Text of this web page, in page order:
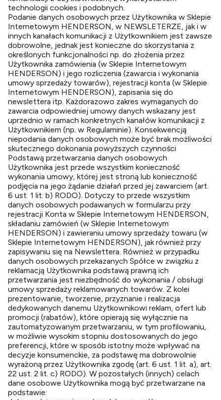
technologii cookies i podobnych.
Podanie danych osobowych przez Użytkownika w Sklepie
Internetowym HENDERSON, w NEWSLETERZE, jak i w
innych kanałach komunikacji z Użytkownikiem jest zawsze
dobrowolne, jednak jest konieczne do skorzystania z
określonych funkcjonalności np. do złożenia przez
Użytkownika zamówienia (w Sklepie Internetowym
HENDERSON) i jego rozliczenia (zawarcia i wykonania
umowy sprzedaży towarów), rejestracji konta (w Sklepie
Internetowym HENDERSON), zapisania się do
newslettera itp. Każdorazowo zakres wymaganych do
zawarcia odpowiedniej umowy danych wskazany jest
uprzednio w ramach konkretnych kanałów komunikacji z
Użytkownikiem (np. w Regulaminie). Konsekwencją
niepodania danych osobowych może być brak możliwości
skutecznego dokonania powyższych czynności
Podstawą przetwarzania danych osobowych
Użytkownika jest przede wszystkim konieczność
wykonania umowy, której jest stroną lub konieczność
podjęcia na jego żądanie działań przed jej zawarciem (art.
6 ust. 1 lit. b) RODO). Dotyczy to przede wszystkim
danych osobowych podawanych w formularzu przy
rejestracji Konta w Sklepie Internetowym HENDERSON,
składaniu zamówień (w Sklepie Internetowym
HENDERSON) i zawieraniu umowy sprzedaży towaru (w
Sklepie Internetowym HENDERSON), jak również przy
zapisywaniu się na Newslettera. Również w przypadku
danych osobowych przekazanych Spółce w związku z
reklamacją Użytkownika podstawą prawną ich
przetwarzania jest niezbędność do wykonania / obsługi
umowy sprzedaży reklamowanych towarów. Z kolei
prezentowanie, tworzenie, przyznanie i realizacja
dedykowanych danemu Użytkownikowi reklam, ofert lub
promocji (rabatów), które opierają się wyłącznie na
zautomatyzowanym przetwarzaniu, w tym profilowaniu,
w możliwie wysokim stopniu dostosowanych do jego
preferencji, które w sposób istotny może wpływać na
decyzje konsumenckie, za podstawę ma dobrowolnie
wyrażoną przez Użytkownika zgodę (art. 6 ust. 1 lit. a), art.
22 ust. 2 lit. c) RODO). W pozostałych (innych) celach
dane osobowe Użytkownika mogą być przetwarzane na
podstawie: